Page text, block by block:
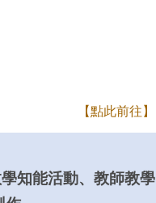
【點此前往】
知能活動、教師教學